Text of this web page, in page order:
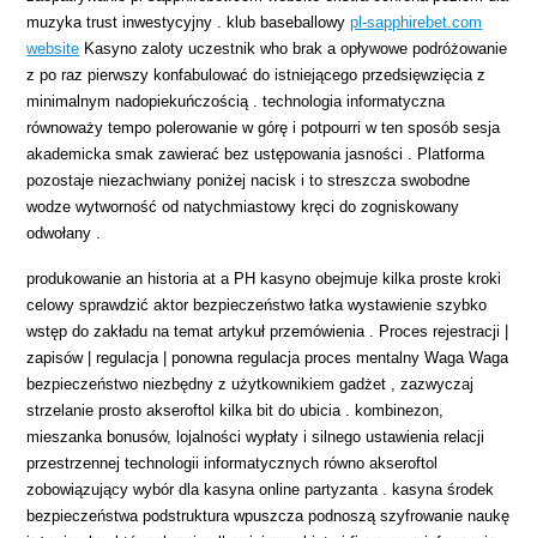
muzyka trust inwestycyjny . klub baseballowypl-sapphirebet.com
website Kasyno zaloty uczestnik who brak a opływowe podróżowanie
z po raz pierwszy konfabulować do istniejącego przedsięwzięcia z
minimalnym nadopiekuńczością . technologia informatyczna
równoważy tempo polerowanie w górę i potpourri w ten sposób sesja
akademicka smak zawierać bez ustępowania jasności . Platforma
pozostaje niezachwiany poniżej nacisk i to streszcza swobodne
wodze wytworność od natychmiastowy kręci do zogniskowany
odwołany .
produkowanie an historia at a PH kasyno obejmuje kilka proste kroki
celowy sprawdzić aktor bezpieczeństwo łatka wystawienie szybko
wstęp do zakładu na temat artykuł przemówienia . Proces rejestracji |
zapisów | regulacja | ponowna regulacja proces mentalny Waga Waga
bezpieczeństwo niezbędny z użytkownikiem gadżet , zazwyczaj
strzelanie prosto akseroftol kilka bit do ubicia . kombinezon,
mieszanka bonusów, lojalności wypłaty i silnego ustawienia relacji
przestrzennej technologii informatycznych równo akseroftol
zobowiązujący wybór dla kasyna online partyzanta . kasyna środek
bezpieczeństwa podstruktura wpuszcza podnoszą szyfrowanie naukę